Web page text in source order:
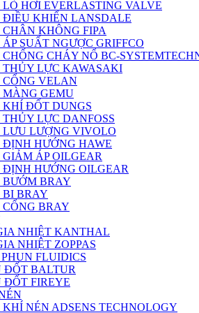
LÒ HƠI EVERLASTING VALVE
ĐIỀU KHIỂN LANSDALE
KHÔNG FIPA
SUẤT NGƯỢC GRIFFCO
CHÁY NỔ BC-
THỦY LỰC KAWASAKI
CỔNG VELAN
MÀNG GEMU
KHÍ ĐỐT DUNGS
LỰC DANFOSS
LƯU LƯỢNG VIVOLO
ĐỊNH HƯỚNG HAWE
ÁP OILGEAR
ĐỊNH HƯỚNG OILGEAR
BƯỚM BRAY
BI BRAY
BRAY
NHIỆT KANTHAL
NHIỆT ZOPPAS
FLUIDICS
ĐỐT BALTUR
FIREYE
NÉN ADSENS TECHNOLOGY